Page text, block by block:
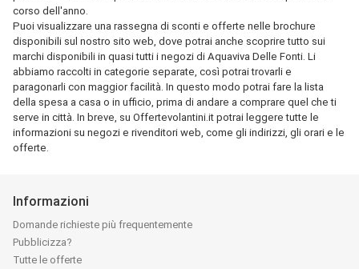
corso dell'anno.
Puoi visualizzare una rassegna di sconti e offerte nelle brochure
disponibili sul nostro sito web, dove potrai anche scoprire tutto sui
marchi disponibili in quasi tutti i negozi di Aquaviva Delle Fonti. Li
abbiamo raccolti in categorie separate, così potrai trovarli e
paragonarli con maggior facilità. In questo modo potrai fare la lista
della spesa a casa o in ufficio, prima di andare a comprare quel che ti
serve in città. In breve, su Offertevolantini.it potrai leggere tutte le
informazioni su negozi e rivenditori web, come gli indirizzi, gli orari e le
offerte.
Informazioni
Domande richieste più frequentemente
Pubblicizza?
Tutte le offerte